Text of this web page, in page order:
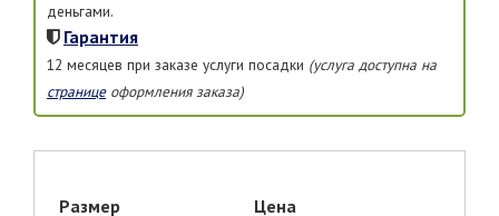
деньгами.
Гарантия
12 месяцев при заказе услуги посадки (услуга доступна на
страницеоформления заказа)
Размер Цена